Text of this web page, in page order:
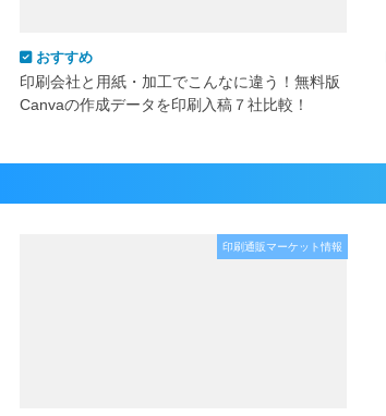
おすすめ
印刷会社と用紙・加工でこんなに違う！無料版
Canvaの作成データを印刷入稿７社比較！
印刷通販マーケット情報